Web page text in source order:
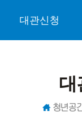
대관신청
대
청년공